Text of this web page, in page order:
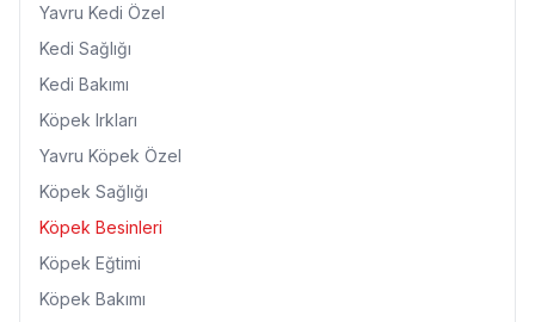
Yavru Kedi Özel
Kedi Sağlığı
Kedi Bakımı
Köpek Irkları
Yavru Köpek Özel
Köpek Sağlığı
Köpek Besinleri
Köpek Eğtimi
Köpek Bakımı